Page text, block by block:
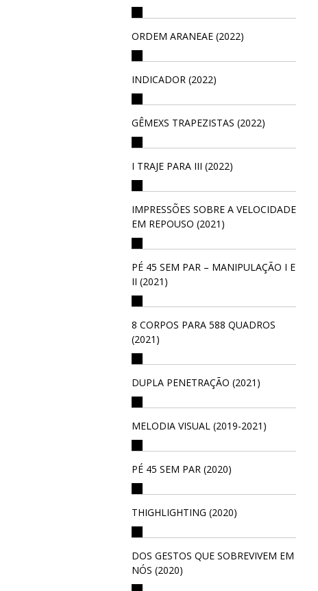
ORDEM ARANEAE (2022)
INDICADOR (2022)
GÊMEXS TRAPEZISTAS (2022)
I TRAJE PARA III (2022)
IMPRESSÕES SOBRE A VELOCIDADE
EM REPOUSO (2021)
PÉ 45 SEM PAR – MANIPULAÇÃO I E
II (2021)
8 CORPOS PARA 588 QUADROS
(2021)
DUPLA PENETRAÇÃO (2021)
MELODIA VISUAL (2019-2021)
PÉ 45 SEM PAR (2020)
THIGHLIGHTING (2020)
DOS GESTOS QUE SOBREVIVEM EM
NÓS (2020)